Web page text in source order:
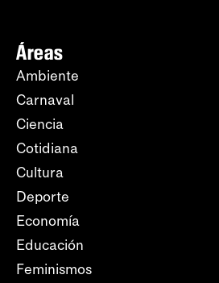
Áreas
Ambiente
Carnaval
Ciencia
Cotidiana
Cultura
Deporte
Economía
Educación
Feminismos